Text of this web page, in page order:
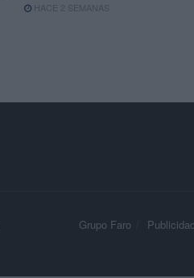
HACE 2 SEMANAS
Grupo Faro Publicidad